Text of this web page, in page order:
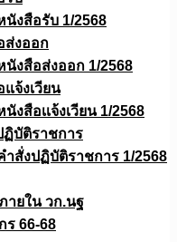
นังสือรับ 1/2568
ส่งออก
นังสือส่งออก 1/2568
จ้งเวียน
นังสือเเจ้งเวียน 1/2568
ฏิบัติราชการ
ำสั่งปฏิบัติราชการ 1/2568
ยใน วก.นฐ
66-68